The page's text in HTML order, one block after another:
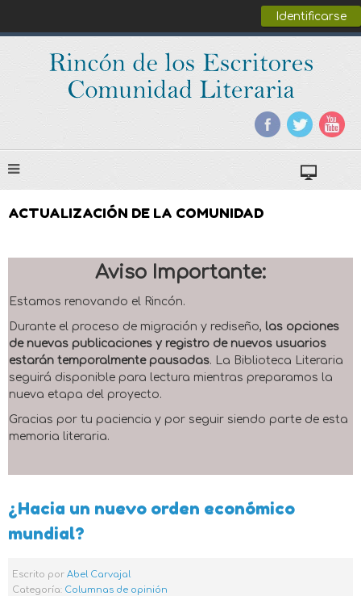
Identificarse
ACTUALIZACIÓN DE LA COMUNIDAD
Aviso Importante:
Estamos renovando el Rincón.
Durante el proceso de migración y rediseño, las opciones
de nuevas publicaciones y registro de nuevos usuarios
estarán temporalmente pausadas. La Biblioteca Literaria
seguirá disponible para lectura mientras preparamos la
nueva etapa del proyecto.
Gracias por tu paciencia y por seguir siendo parte de esta
memoria literaria.
¿Hacia un nuevo orden económico
mundial?
Escrito por Abel Carvajal
Categoría: Columnas de opinión